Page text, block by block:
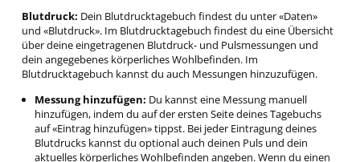
Blutdruck: Dein Blutdrucktagebuch findest du unter «Daten»
und «Blutdruck». Im Blutdrucktagebuch findest du eine Übersicht
über deine eingetragenen Blutdruck- und Pulsmessungen und
dein angegebenes körperliches Wohlbefinden. Im
Blutdrucktagebuch kannst du auch Messungen hinzuzufügen.
Messung hinzufügen: Du kannst eine Messung manuell
hinzufügen, indem du auf der ersten Seite deines Tagebuchs
auf «Eintrag hinzufügen» tippst. Bei jeder Eintragung deines
Blutdrucks kannst du optional auch deinen Puls und dein
aktuelles körperliches Wohlbefinden angeben. Wenn du einen